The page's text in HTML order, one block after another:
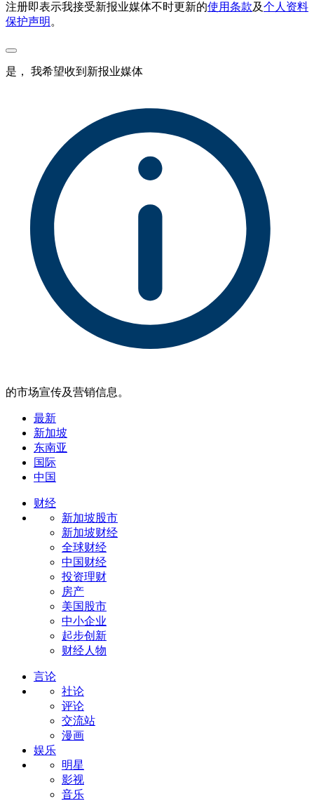
注册即表示我接受新报业媒体不时更新的使用条款及个人资料
保护声明 。
是， 我希望收到新报业媒体
的市场宣传及营销信息。
最新
新加坡
东南亚
国际
中国
财经
新加坡股市
新加坡财经
全球财经
中国财经
投资理财
房产
美国股市
中小企业
起步创新
财经人物
言论
社论
评论
交流站
漫画
娱乐
明星
影视
音乐